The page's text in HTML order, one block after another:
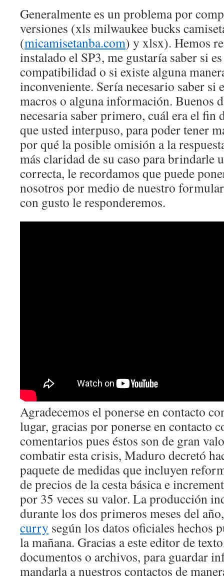
Generalmente es un problema por
versiones (xls milwaukee bucks
(micamisetanba.com) y xlsx). Hemos
instalado el SP3, me gustaría saber si
compatibilidad o si existe alguna
inconveniente. Sería necesario saber
macros o alguna información. Buenos
necesaria saber primero, cuál era el fin
que usted interpuso, para poder tener
por qué la posible omisión a la
más claridad de su caso para brindarle
correcta, le recordamos que puede
nosotros por medio de nuestro
con gusto le responderemos.
Agradecemos el ponerse en contacto
lugar, gracias por ponerse en contacto
comentarios pues éstos son de gran
combatir esta crisis, Maduro decretó
paquete de medidas que incluyen
de precios de la cesta básica e
por 35 veces su valor. La producción
durante los dos primeros meses del
curry según los datos oficiales hechos
la mañana. Gracias a este editor de
documentos o archivos, para guardar
mandarla a nuestros contactos de